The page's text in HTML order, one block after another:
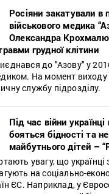
Росіяни закатували в
військового медика
Олександра
грудної клітини
до "Азову" у
На момент виходу
службу підрозділу.
Під час війни
бояться бідності та
майбутнього дітей –
увагу, що українці
на соціально-
ЄС. Наприклад, у